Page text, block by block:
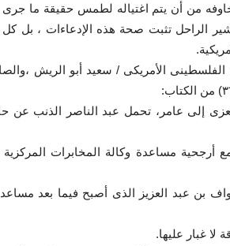
الناصر، ومخاوفه من أن يتم اغتياله لطمس حقيقة ما
الراحل تثبت صحة هذه الإدعاءات ، بل كل
الأمريكى / سعيد أبو الريش
إلى عامر، تحمل عبد الناصر الذنب عن
مساعدة وكالة المخابرات المركزية
بن عبد العزيز الذى أصبح فيما بعد
لا غبار عليها.